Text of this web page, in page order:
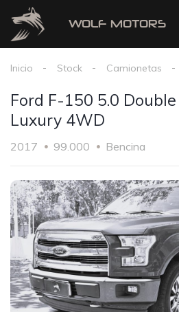
Inicio Stock Camionetas
Ford F-150 5.0
Luxury 4WD
2017 99.000 Bencina